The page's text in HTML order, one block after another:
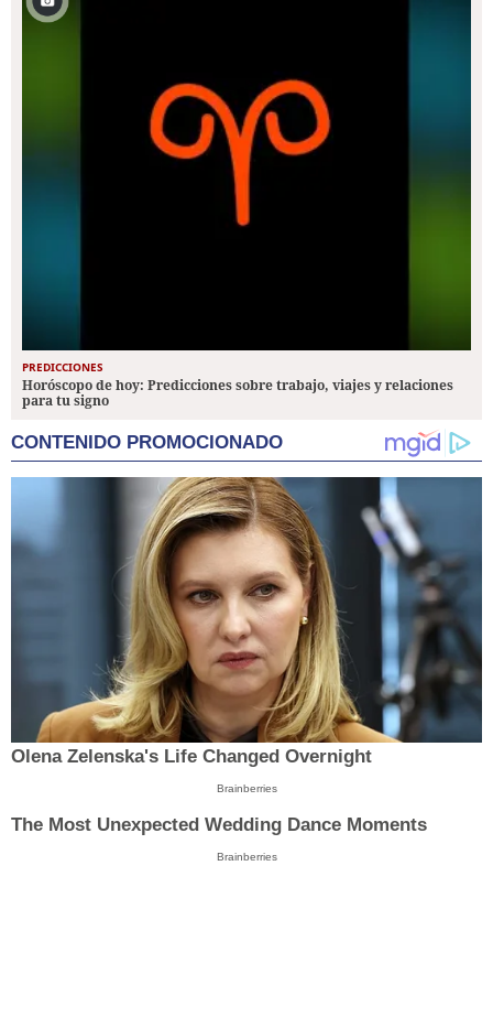
PREDICCIONES
Horóscopo de hoy: Predicciones sobre trabajo, viajes y relaciones
para tu signo
CONTENIDO PROMOCIONADO
Olena Zelenska's Life Changed Overnight
Brainberries
The Most Unexpected Wedding Dance Moments
Brainberries